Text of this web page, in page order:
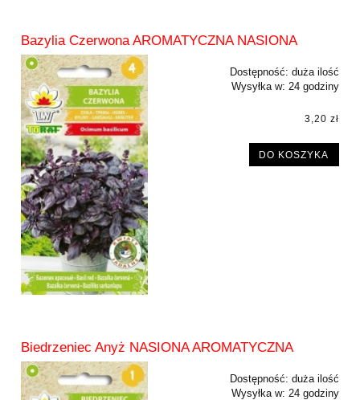
Bazylia Czerwona AROMATYCZNA NASIONA
Dostępność: duża ilość
Wysyłka w: 24 godziny
3,20 zł
DO KOSZYKA
Biedrzeniec Anyż NASIONA AROMATYCZNA
Dostępność: duża ilość
Wysyłka w: 24 godziny